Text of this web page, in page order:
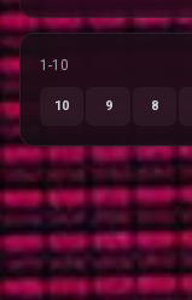
1-10
8
9
10